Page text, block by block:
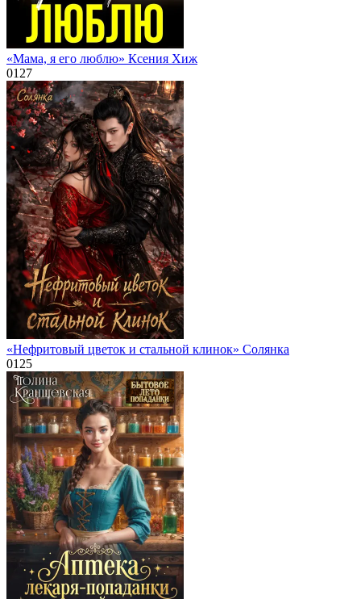
«Мама, я его люблю» Ксения Хиж
0127
«Нефритовый цветок и стальной клинок» Солянка
0125